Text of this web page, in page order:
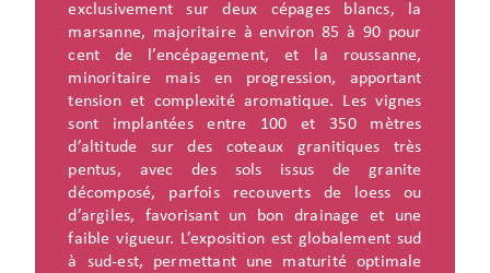
exclusivement sur deux cépages blancs, la
marsanne, majoritaire à environ 85 à 90 pour
cent de l’encépagement, et la roussanne,
minoritaire mais en progression, apportant
tension et complexité aromatique. Les vignes
sont implantées entre 100 et 350 mètres
d’altitude sur des coteaux granitiques très
pentus, avec des sols issus de granite
décomposé, parfois recouverts de loess ou
d’argiles, favorisant un bon drainage et une
faible vigueur. L’exposition est globalement sud
à sud-est, permettant une maturité optimale